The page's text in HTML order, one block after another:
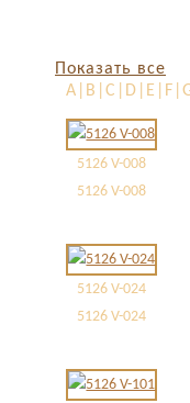
Показать все
5126 V-008
5126 V-008
5126 V-024
5126 V-024